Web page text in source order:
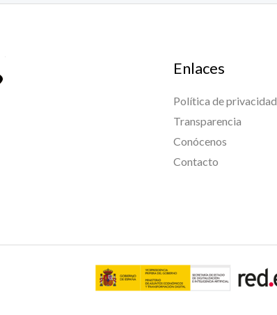
Enlaces
Política de privacidad
Transparencia
Conócenos
Contacto